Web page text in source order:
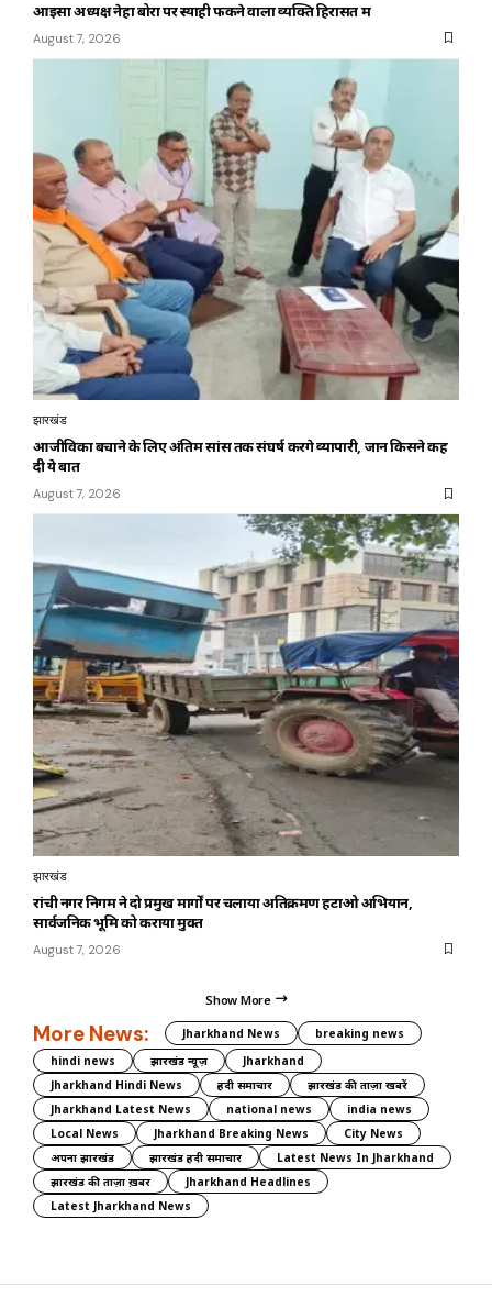
आइसा अध्यक्ष नेहा बोरा पर स्याही फेंकने वाला व्यक्ति हिरासत में
August 7, 2026
झारखंड
आजीविका बचाने के लिए अंतिम सांस तक संघर्ष करेंगे व्यापारी, जानें किसने कह
दी ये बात
August 7, 2026
झारखंड
रांची नगर निगम ने दो प्रमुख मार्गों पर चलाया अतिक्रमण हटाओ अभियान,
सार्वजनिक भूमि को कराया मुक्त
August 7, 2026
Show More
More News: Jharkhand News
breaking news
hindi news
झारखंड न्यूज़
Jharkhand
Jharkhand Hindi News
हिंदी समाचार
झारखंड की ताज़ा खबरें
Jharkhand Latest News
national news
india news
Local News
Jharkhand Breaking News
City News
अपना झारखंड
झारखंड हिंदी समाचार
Latest News In Jharkhand
झारखंड की ताज़ा ख़बर
Jharkhand Headlines
Latest Jharkhand News